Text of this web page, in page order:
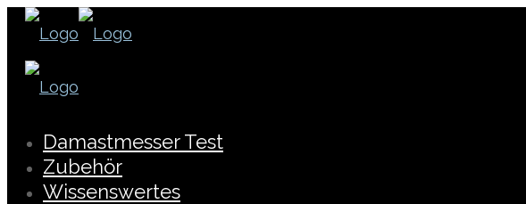
Damastmesser Test
Zubehör
Wissenswertes